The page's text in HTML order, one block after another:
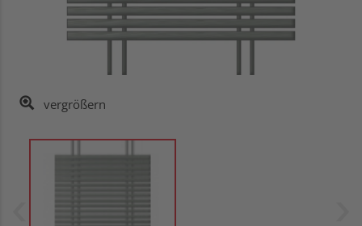
vergrößern